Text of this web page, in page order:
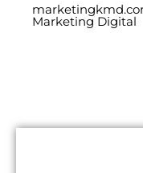
Marketing Digital